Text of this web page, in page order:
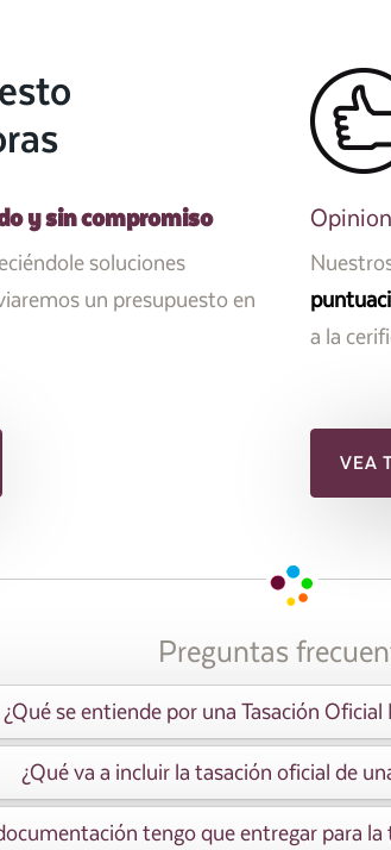
y sin compromiso
soluciones
un presupuesto en
a la
VEA
Preguntas
¿Qué se entiende por una Tasación
¿Qué va a incluir la tasación oficial de
tengo que entregar para